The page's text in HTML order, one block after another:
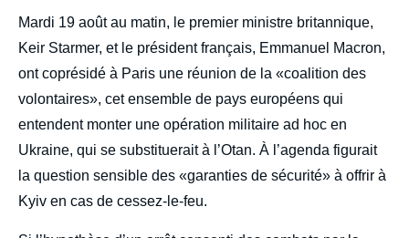
body
Mardi 19 août au matin, le premier ministre britannique,
Keir Starmer, et le président français, Emmanuel Macron,
ont coprésidé à Paris une réunion de la «coalition des
volontaires», cet ensemble de pays européens qui
entendent monter une opération militaire ad hoc en
Ukraine, qui se substituerait à l’Otan. À l’agenda figurait
la question sensible des «garanties de sécurité» à offrir à
Kyiv en cas de cessez-le-feu.